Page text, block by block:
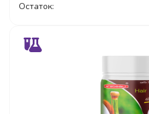
Остаток: